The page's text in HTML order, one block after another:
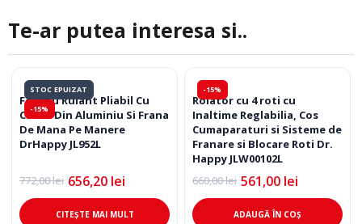
Te-ar putea interesa si..
STOC EPUIZAT
-15%
Fotoliu Rulant Pliabil Cu
Cadru Din Aluminiu Si Frana
De Mana Pe Manere
DrHappy JL952L
772,00lei
Prețul
inițial
a
656,20 lei
Prețul
curent
este: CITEȘTE MAI MULT
-15%
Rolator cu 4 roti cu
Inaltime Reglabilia, Cos
Cumaparaturi si Sisteme de
Franare si Blocare Roti Dr.
Happy JLW00102L
660,00lei
Prețul
inițial
a
561,00 lei
Prețul
curent
este: ADAUGĂ ÎN COȘ